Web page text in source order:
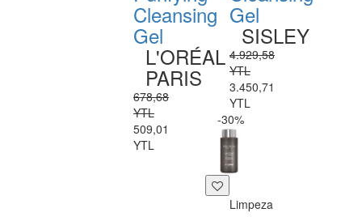
Cleansing
Gel
L'ORÉAL
PARIS
678,68
YTL
509,01
YTL
Gel
SISLEY
4.929,58
YTL
3.450,71
YTL
-30%
Limpeza